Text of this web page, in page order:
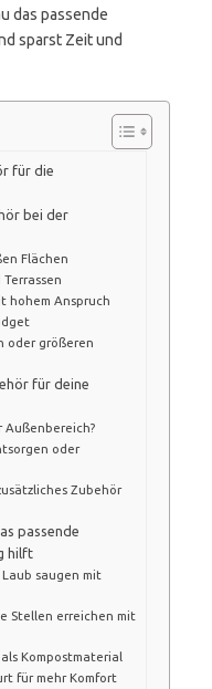
das passende
sparst Zeit und
für die
bei der
Flächen
hohem Anspruch
oder größeren
für deine
Außenbereich?
oder
Zubehör
passende
hilft
saugen mit
Stellen erreichen mit
Kompostmaterial
für mehr Komfort